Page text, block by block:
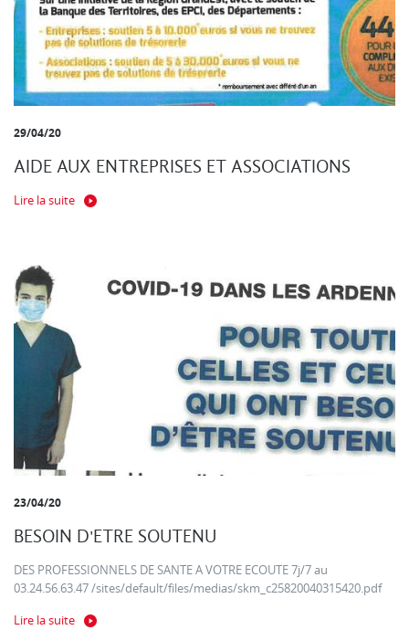
29/04/20
AIDE AUX ENTREPRISES ET ASSOCIATIONS
Lire la suite
23/04/20
BESOIN D'ETRE SOUTENU
DES PROFESSIONNELS DE SANTE A VOTRE ECOUTE 7j/7 au
03.24.56.63.47 /sites/default/files/medias/skm_c25820040315420.pdf
Lire la suite